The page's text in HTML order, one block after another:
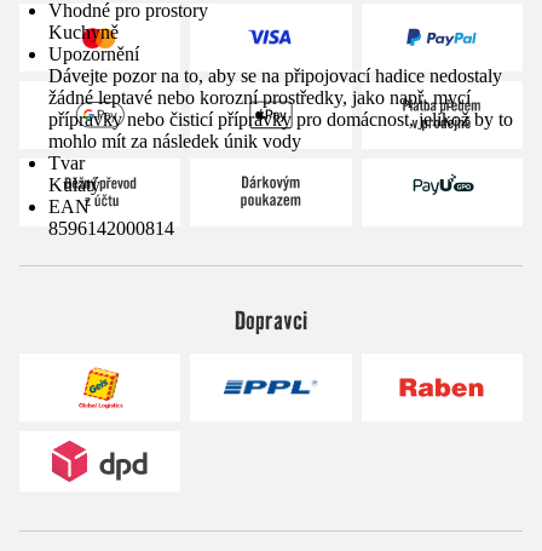
Vhodné pro prostory
Kuchyně
Upozornění
Dávejte pozor na to, aby se na připojovací hadice nedostaly
žádné leptavé nebo korozní prostředky, jako např. mycí
přípravky nebo čisticí přípravky pro domácnost, jelikož by to
mohlo mít za následek únik vody
Tvar
Kulatý
EAN
8596142000814
Dopravci